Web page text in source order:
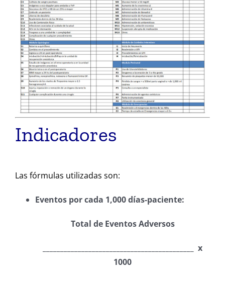
Indicadores
Las fórmulas utilizadas son:
Eventos por cada 1,000 días-paciente:
Total de Eventos Adversos
___________________________________________ x
1000